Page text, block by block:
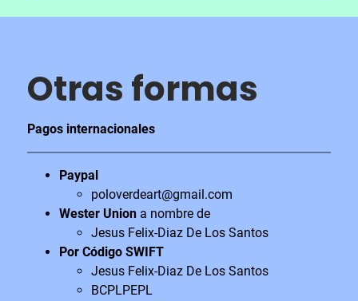
Otras formas
Pagos internacionales
Paypal
poloverdeart@gmail.com
Wester Union a nombre de
Jesus Felix-Diaz De Los Santos
Por Código SWIFT
Jesus Felix-Diaz De Los Santos
BCPLPEPL